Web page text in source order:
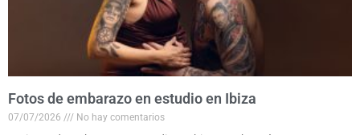
Fotos de embarazo en estudio en Ibiza
07/07/2026 No hay comentarios